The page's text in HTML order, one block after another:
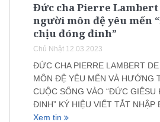
Đức cha Pierre Lambert
người môn đệ yêu mến
chịu đóng đinh”
Chủ Nhật 12.03.2023
ĐỨC CHA PIERRE LAMBERT
MÔN ĐỆ YÊU MẾN VÀ HƯỚNG
CUỘC SỐNG VÀO “ĐỨC GIÊSU
ĐINH” KÝ HIỆU VIẾT TẮT NHẬP
Xem tin